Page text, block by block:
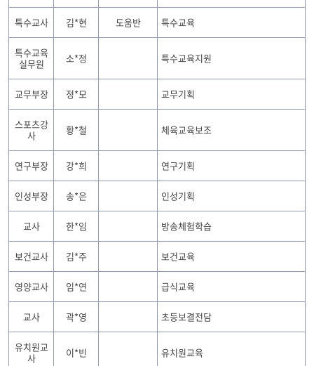
특수교사 김*현 도움반 특수교육
특수교육
실무원
소*정 특수교육지원
교무부장 정*모 교무기획
스포츠강
사
황*철 체육교육보조
연구부장 강*희 연구기획
인성부장 송*은 인성기획
교사 한*임 방송체험학습
보건교사 김*주 보건교육
영양교사 임*연 급식교육
교사 곽*영 초등보결전담
유치원교
사
이*빈 유치원교육